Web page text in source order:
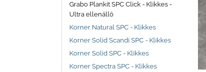
Grabo Plankit SPC Click - Klikkes -
Ultra ellenálló
Korner Natural SPC - Klikkes
Korner Solid Scandi SPC - Klikkes
Korner Solid SPC - Klikkes
Korner Spectra SPC - Klikkes